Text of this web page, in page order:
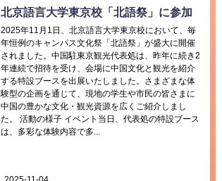
北京語言大学東京校「北語祭」に参加
2025年11月1日、北京語言大学東京校において、毎
年恒例のキャンパス文化祭「北語祭」が盛大に開催
されました。中国駐東京観光代表処は、昨年に続き2
年連続で招待を受け、会場に中国文化と観光を紹介
する特設ブースを出展いたしました。さまざまな体
験型の企画を通じて、現地の学生や市民の皆さまに
中国の豊かな文化・観光資源を広くご紹介しまし
た。 活動の様子 イベント当日、代表処の特設ブース
は、多彩な体験内容で多...